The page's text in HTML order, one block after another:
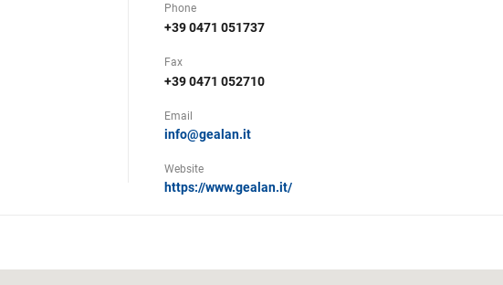
Phone
+39 0471 051737
Fax
+39 0471 052710
Email
info@gealan.it
Website
https://www.gealan.it/